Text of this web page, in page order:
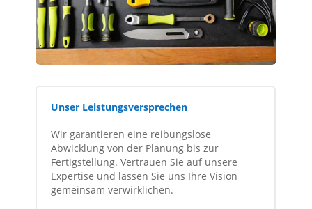
Unser Leistungsversprechen
Wir garantieren eine reibungslose
Abwicklung von der Planung bis zur
Fertigstellung. Vertrauen Sie auf unsere
Expertise und lassen Sie uns Ihre Vision
gemeinsam verwirklichen.